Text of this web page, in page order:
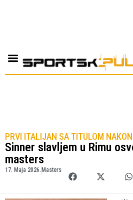
PRVI ITALIJAN SA TITULOM
Sinner slavljem u Rimu
masters
17. Maja 2026. Masters